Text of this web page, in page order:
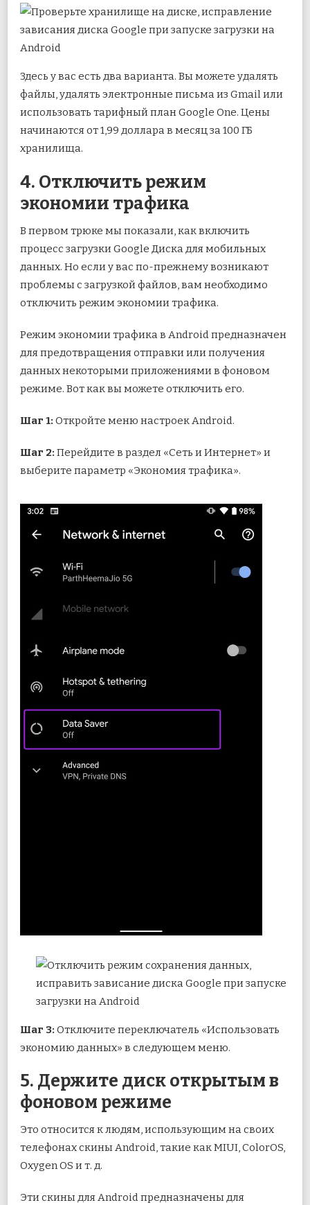
Здесь у вас есть два варианта. Вы можете удалять
файлы, удалять электронные письма из Gmail или
использовать тарифный план Google One. Цены
начинаются от 1,99 доллара в месяц за 100 ГБ
хранилища.
4. Отключить режим
экономии трафика
В первом трюке мы показали, как включить
процесс загрузки Google Диска для мобильных
данных. Но если у вас по-прежнему возникают
проблемы с загрузкой файлов, вам необходимо
отключить режим экономии трафика.
Режим экономии трафика в Android предназначен
для предотвращения отправки или получения
данных некоторыми приложениями в фоновом
режиме. Вот как вы можете отключить его.
Шаг 1: Откройте меню настроек Android.
Шаг 2: Перейдите в раздел «Сеть и Интернет» и
выберите параметр «Экономия трафика».
Шаг 3: Отключите переключатель «Использовать
экономию данных» в следующем меню.
5. Держите диск открытым в
фоновом режиме
Это относится к людям, использующим на своих
телефонах скины Android, такие как MIUI, ColorOS,
Oxygen OS и т. д.
Эти скины для Android предназначены для